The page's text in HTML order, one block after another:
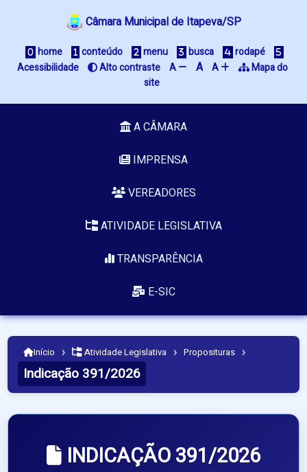
Câmara Municipal de Itapeva/SP
home conteúdo menu busca
rodapé
Acessibilidade
Alto contraste A A A
Mapa do
site
A CÂMARA
IMPRENSA
VEREADORES
ATIVIDADE LEGISLATIVA
TRANSPARÊNCIA
E-SIC
Início › Atividade Legislativa › Proposituras ›
Indicação 391/2026
INDICAÇÃO 391/2026